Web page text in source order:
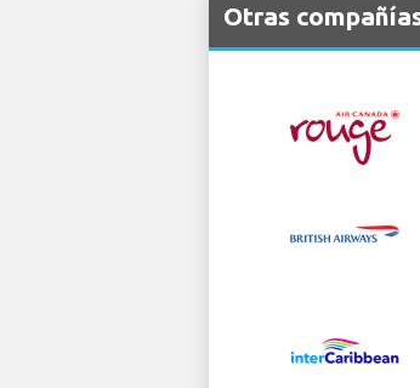
Otras